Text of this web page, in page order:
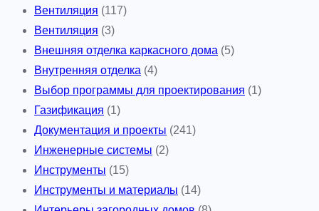
Вентиляция (117)
Вентиляция (3)
Внешняя отделка каркасного дома (5)
Внутренняя отделка (4)
Выбор программы для проектирования (1)
Газификация (1)
Документация и проекты (241)
Инженерные системы (2)
Инструменты (15)
Инструменты и материалы (14)